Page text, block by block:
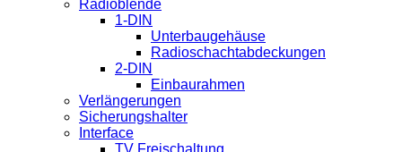
Radioblende
1-DIN
Unterbaugehäuse
Radioschachtabdeckungen
2-DIN
Einbaurahmen
Verlängerungen
Sicherungshalter
Interface
TV Freischaltung